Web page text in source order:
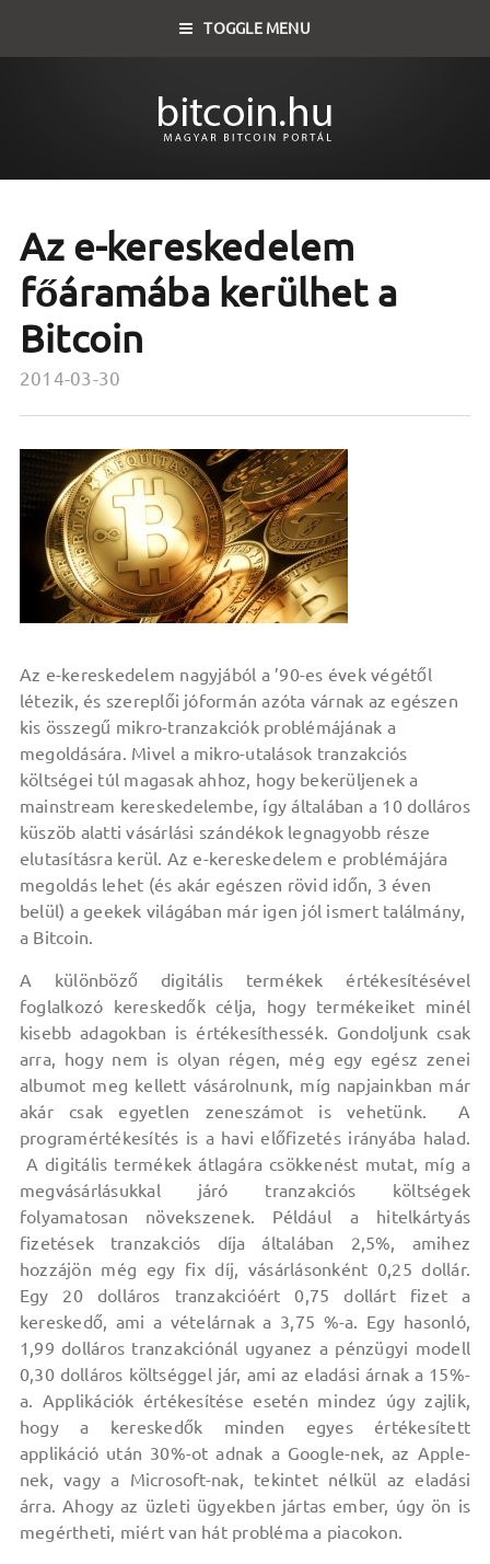
TOGGLE MENU
Az e-kereskedelem
főáramába kerülhet a
Bitcoin
2014-03-30
Az e-kereskedelem nagyjából a ’90-es évek végétől
létezik, és szereplői jóformán azóta várnak az egészen
kis összegű mikro-tranzakciók problémájának a
megoldására. Mivel a mikro-utalások tranzakciós
költségei túl magasak ahhoz, hogy bekerüljenek a
mainstream kereskedelembe, így általában a 10 dolláros
küszöb alatti vásárlási szándékok legnagyobb része
elutasításra kerül. Az e-kereskedelem e problémájára
megoldás lehet (és akár egészen rövid időn, 3 éven
belül) a geekek világában már igen jól ismert találmány,
a Bitcoin.
A különböző digitális termékek értékesítésével
foglalkozó kereskedők célja, hogy termékeiket minél
kisebb adagokban is értékesíthessék. Gondoljunk csak
arra, hogy nem is olyan régen, még egy egész zenei
albumot meg kellett vásárolnunk, míg napjainkban már
akár csak egyetlen zeneszámot is vehetünk. A
programértékesítés is a havi előfizetés irányába halad.
A digitális termékek átlagára csökkenést mutat, míg a
megvásárlásukkal járó tranzakciós költségek
folyamatosan növekszenek. Például a hitelkártyás
fizetések tranzakciós díja általában 2,5%, amihez
hozzájön még egy fix díj, vásárlásonként 0,25 dollár.
Egy 20 dolláros tranzakcióért 0,75 dollárt fizet a
kereskedő, ami a vételárnak a 3,75 %-a. Egy hasonló,
1,99 dolláros tranzakciónál ugyanez a pénzügyi modell
0,30 dolláros költséggel jár, ami az eladási árnak a 15%-
a. Applikációk értékesítése esetén mindez úgy zajlik,
hogy a kereskedők minden egyes értékesített
applikáció után 30%-ot adnak a Google-nek, az Apple-
nek, vagy a Microsoft-nak, tekintet nélkül az eladási
árra. Ahogy az üzleti ügyekben jártas ember, úgy ön is
megértheti, miért van hát probléma a piacokon.